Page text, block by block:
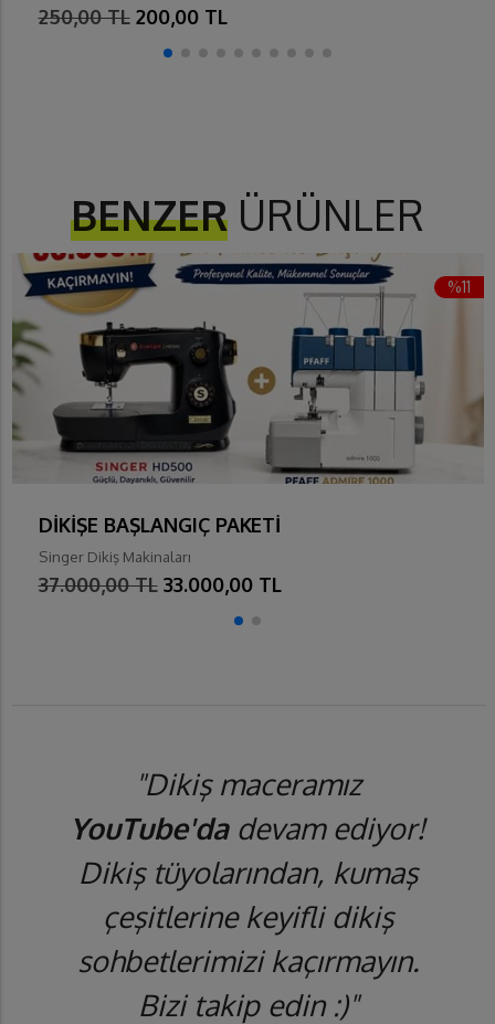
250,00 TL 200,00 TL
BENZER ÜRÜNLER
%11
DİKİŞE BAŞLANGIÇ PAKETİ
Singer Dikiş Makinaları
37.000,00 TL 33.000,00 TL
"Dikiş maceramız
YouTube'dadevam ediyor!
Dikiş tüyolarından, kumaş
çeşitlerine keyifli dikiş
sohbetlerimizi kaçırmayın.
Bizi takip edin :)"